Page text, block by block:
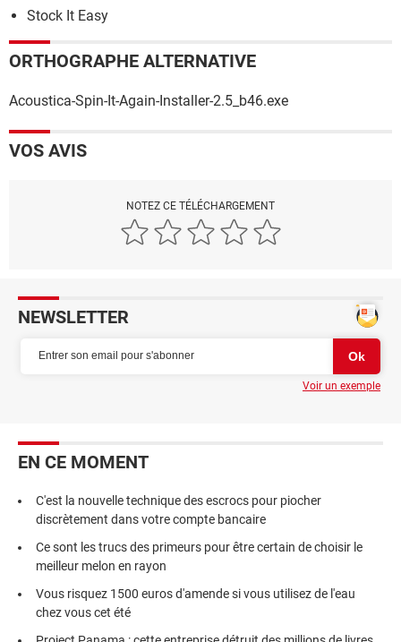
Stock It Easy
ORTHOGRAPHE ALTERNATIVE
Acoustica-Spin-It-Again-Installer-2.5_b46.exe
VOS AVIS
NOTEZ CE TÉLÉCHARGEMENT
NEWSLETTER
Voir un exemple
EN CE MOMENT
C'est la nouvelle technique des escrocs pour piocher
discrètement dans votre compte bancaire
Ce sont les trucs des primeurs pour être certain de choisir le
meilleur melon en rayon
Vous risquez 1500 euros d'amende si vous utilisez de l'eau
chez vous cet été